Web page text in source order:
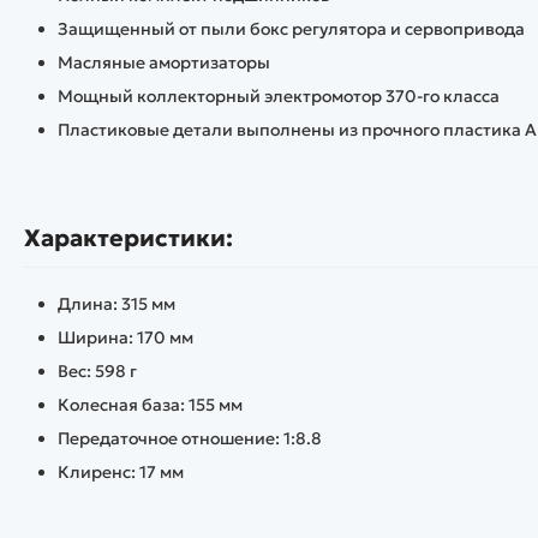
Защищенный от пыли бокс регулятора и сервопривода
Масляные амортизаторы
Мощный коллекторный электромотор 370-го класса
Пластиковые детали выполнены из прочного пластика
Характеристики:
Длина: 315 мм
Ширина: 170 мм
Вес: 598 г
Колесная база: 155 мм
Передаточное отношение: 1:8.8
Клиренс: 17 мм